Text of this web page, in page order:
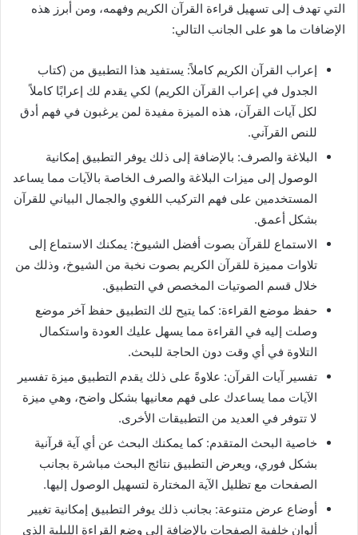
التي تهدف إلى تسهيل قراءة القرآن الكريم وفهمه، ومن أبرز هذه
الإضافات ما هو على الجانب التالي:
إعراب القرآن الكريم كاملاً: يستفيد هذا التطبيق من (كتاب
الجدول في إعراب القرآن الكريم) لكي يقدم لك إعرابًا كاملاً
لكل آيات القرآن، هذه الميزة مفيدة لمن يرغبون في فهم أدق
للنص القرآني.
البلاغة والصرف: بالإضافة إلى ذلك يوفر التطبيق إمكانية
الوصول إلى ميزات البلاغة والصرف الخاصة بالآيات مما يساعد
المستخدمين على فهم التركيب اللغوي والجمال البياني للقرآن
بشكل أعمق.
الاستماع للقرآن بصوت أفضل الشيوخ: يمكنك الاستماع إلى
تلاوات مميزة للقرآن الكريم بصوت نخبة من الشيوخ، وذلك من
خلال قسم الصوتيات المخصص في التطبيق.
حفظ موضع القراءة: كما يتيح لك التطبيق حفظ آخر موضع
وصلت إليه في القراءة مما يسهل عليك العودة واستكمال
التلاوة في أي وقت دون الحاجة للبحث.
تفسير آيات القرآن: علاوةً على ذلك يقدم التطبيق ميزة تفسير
الآيات مما يساعدك على فهم معانيها بشكل واضح، وهي ميزة
لا تتوفر في العديد من التطبيقات الأخرى.
خاصية البحث المتقدم: كما يمكنك البحث عن أي آية قرآنية
بشكل فوري، ويعرض التطبيق نتائج البحث مباشرة بجانب
الصفحات مع تظليل الآية المختارة لتسهيل الوصول إليها.
أوضاع عرض متنوعة: بجانب ذلك يوفر التطبيق إمكانية تغيير
ألوان خلفية الصفحات بالإضافة إلى وضع القراءة الليلية الذي